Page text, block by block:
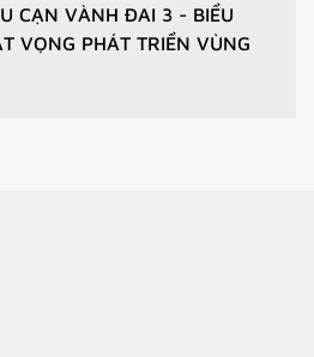
CẠN VÀNH ĐAI 3 - BIỂU
VỌNG PHÁT TRIỂN VÙNG